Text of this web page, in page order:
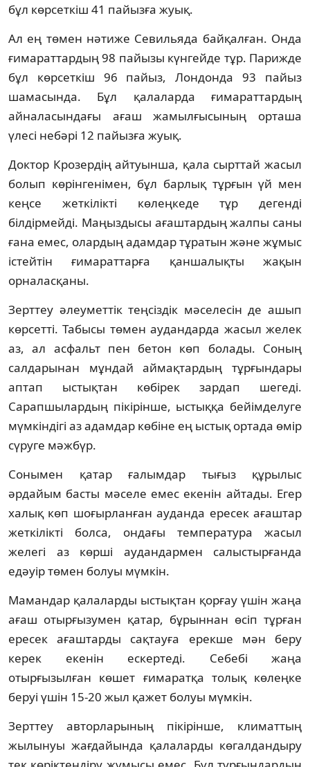
бұл көрсеткіш 41 пайызға жуық.
Ал ең төмен нәтиже Севильяда байқалған. Онда
ғимараттардың 98 пайызы күнгейде тұр. Парижде
бұл көрсеткіш 96 пайыз, Лондонда 93 пайыз
шамасында. Бұл қалаларда ғимараттардың
айналасындағы ағаш жамылғысының орташа
үлесі небәрі 12 пайызға жуық.
Доктор Крозердің айтуынша, қала сырттай жасыл
болып көрінгенімен, бұл барлық тұрғын үй мен
кеңсе жеткілікті көлеңкеде тұр дегенді
білдірмейді. Маңыздысы ағаштардың жалпы саны
ғана емес, олардың адамдар тұратын және жұмыс
істейтін ғимараттарға қаншалықты жақын
орналасқаны.
Зерттеу әлеуметтік теңсіздік мәселесін де ашып
көрсетті. Табысы төмен аудандарда жасыл желек
аз, ал асфальт пен бетон көп болады. Соның
салдарынан мұндай аймақтардың тұрғындары
аптап ыстықтан көбірек зардап шегеді.
Сарапшылардың пікірінше, ыстыққа бейімделуге
мүмкіндігі аз адамдар көбіне ең ыстық ортада өмір
сүруге мәжбүр.
Сонымен қатар ғалымдар тығыз құрылыс
әрдайым басты мәселе емес екенін айтады. Егер
халық көп шоғырланған ауданда ересек ағаштар
жеткілікті болса, ондағы температура жасыл
желегі аз көрші аудандармен салыстырғанда
едәуір төмен болуы мүмкін.
Мамандар қалаларды ыстықтан қорғау үшін жаңа
ағаш отырғызумен қатар, бұрыннан өсіп тұрған
ересек ағаштарды сақтауға ерекше мән беру
керек екенін ескертеді. Себебі жаңа
отырғызылған көшет ғимаратқа толық көлеңке
беруі үшін 15-20 жыл қажет болуы мүмкін.
Зерттеу авторларының пікірінше, климаттың
жылынуы жағдайында қалаларды көгалдандыру